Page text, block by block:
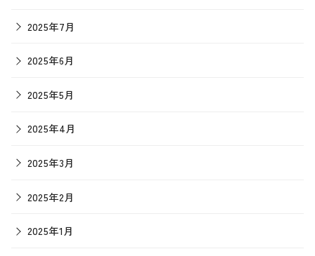
2025年7月
2025年6月
2025年5月
2025年4月
2025年3月
2025年2月
2025年1月